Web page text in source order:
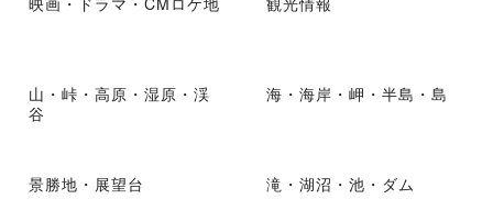
山・峠・高原・湿原・渓
谷
海・海岸・岬・半島・島
景勝地・展望台 滝・湖沼・池・ダム